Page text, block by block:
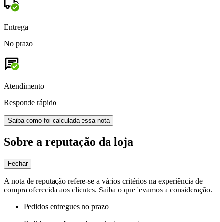
Entrega
No prazo
Atendimento
Responde rápido
Saiba como foi calculada essa nota
Sobre a reputação da loja
Fechar
A nota de reputação refere-se a vários critérios na experiência de
compra oferecida aos clientes. Saiba o que levamos a consideração.
Pedidos entregues no prazo